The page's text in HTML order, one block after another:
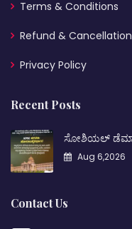
Terms & Conditions
Refund &
Privacy Policy
Recent Posts
ಸೋಶಿಯಲ್
Aug 6,2026
Contact Us